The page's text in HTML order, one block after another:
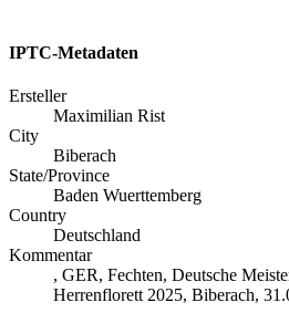
IPTC-Metadaten
Ersteller
Maximilian Rist
City
Biberach
State/Province
Baden Wuerttemberg
Country
Deutschland
Kommentar
, GER, Fechten, Deutsche
Herrenflorett 2025, Biberach,